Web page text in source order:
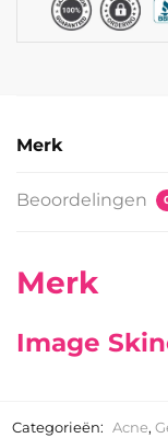
Merk
Beoordelingen
Merk
Image
Categorieën: Acne,